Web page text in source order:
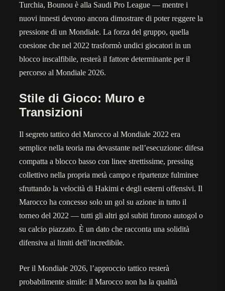
Turchia, Bounou è alla Saudi Pro League — mentre i
nuovi innesti devono ancora dimostrare di poter reggere la
pressione di un Mondiale. La forza del gruppo, quella
coesione che nel 2022 trasformò undici giocatori in un
blocco inscalfibile, resterà il fattore determinante per il
percorso al Mondiale 2026.
Stile di Gioco: Muro e
Transizioni
Il segreto tattico del Marocco al Mondiale 2022 era
semplice nella teoria ma devastante nell’esecuzione: difesa
compatta a blocco basso con linee strettissime, pressing
collettivo nella propria metà campo e ripartenze fulminee
sfruttando la velocità di Hakimi e degli esterni offensivi. Il
Marocco ha concesso solo un gol su azione in tutto il
torneo del 2022 — tutti gli altri gol subiti furono autogol o
su calcio piazzato. È un dato che racconta una solidità
difensiva ai limiti dell’incredibile.
Per il Mondiale 2026, l’approccio tattico resterà
probabilmente simile: il Marocco non ha la qualità